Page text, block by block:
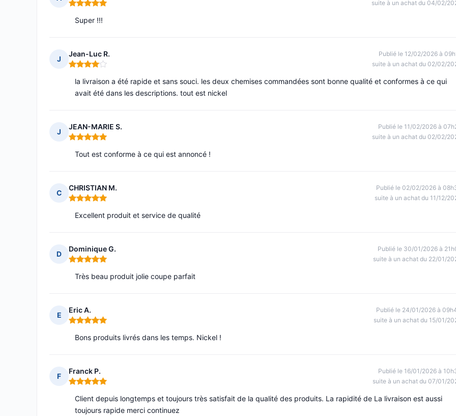
Note : 5 sur 5
suite à un achat du 04/02/
Super !!!
J
Jean-Luc R.
Note : 4 sur 5
Publié le 12/02/2026 à
suite à un achat du 02/02/
la livraison a été rapide et sans souci. les deux chemises commandées sont bonne qualité et conformes à ce qui
avait été dans les descriptions. tout est nickel
J
JEAN-MARIE S.
Note : 5 sur 5
Publié le 11/02/2026 à
suite à un achat du 02/02/
Tout est conforme à ce qui est annoncé !
C
CHRISTIAN M.
Note : 5 sur 5
Publié le 02/02/2026 à
suite à un achat du 11/12/
Excellent produit et service de qualité
D
Dominique G.
Note : 5 sur 5
Publié le 30/01/2026 à
suite à un achat du 22/01/
Très beau produit jolie coupe parfait
E
Eric A.
Note : 5 sur 5
Publié le 24/01/2026 à
suite à un achat du 15/01/
Bons produits livrés dans les temps. Nickel !
F
Franck P.
Note : 5 sur 5
Publié le 16/01/2026 à
suite à un achat du 07/01/
Client depuis longtemps et toujours très satisfait de la qualité des produits. La rapidité de La livraison est aussi
toujours rapide merci continuez